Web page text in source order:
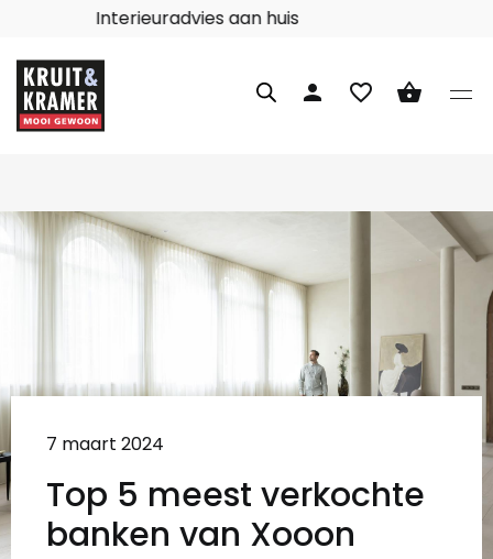
Interieuradvies aan huis
person favorite_border shopping_basket
7 maart 2024
Top 5 meest verkochte
banken van Xooon